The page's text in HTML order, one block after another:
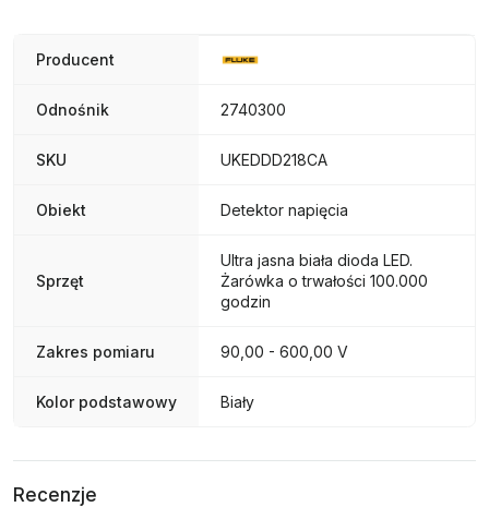
Producent
Odnośnik 2740300
SKU UKEDDD218CA
Obiekt Detektor napięcia
Sprzęt
Ultra jasna biała dioda LED.
Żarówka o trwałości 100.000
godzin
Zakres pomiaru 90,00 - 600,00 V
Kolor podstawowy Biały
Recenzje